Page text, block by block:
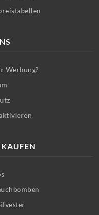
Werbung?
KAUFEN